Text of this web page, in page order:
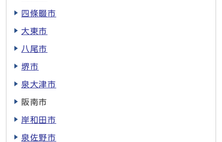
四條畷市
大東市
八尾市
堺市
泉大津市
阪南市
岸和田市
泉佐野市